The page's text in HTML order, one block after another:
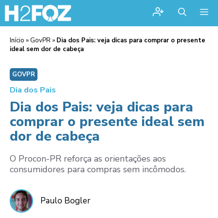
Início » GovPR » Dia dos Pais: veja dicas para comprar o presente
ideal sem dor de cabeça
GOVPR
Dia dos Pais
Dia dos Pais: veja dicas para
comprar o presente ideal sem
dor de cabeça
O Procon-PR reforça as orientações aos
consumidores para compras sem incômodos.
Paulo Bogler